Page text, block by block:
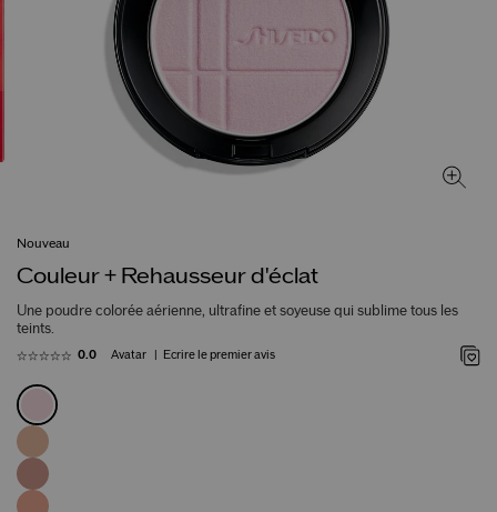
Nouveau
Couleur + Rehausseur d'éclat
Une poudre colorée aérienne, ultrafine et soyeuse qui sublime tous les
teints.
0.0 Avatar Écrire le premier avis